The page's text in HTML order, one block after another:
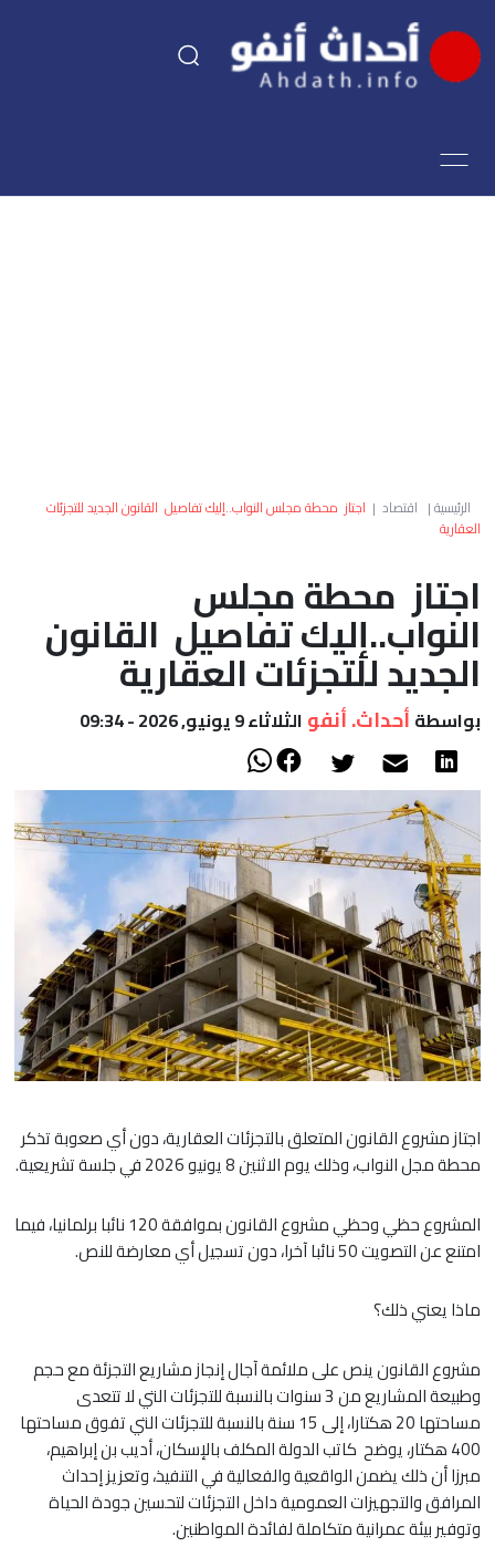
اقتصاد
العالم
الصحراء
الرئيسية| اقتصاد | اجتاز محطة مجلس النواب..إليك تفاصيل القانون الجديد للتجزئات
العقارية
اجتاز محطة مجلس
النواب..إليك تفاصيل القانون
الجديد للتجزئات العقارية
بواسطة أحداث. أنفو الثلاثاء 9 يونيو, 2026 - 09:34
اجتاز مشروع القانون المتعلق بالتجزئات العقارية، دون أي صعوبة تذكر
محطة مجل النواب، وذلك يوم الاثنين 8 يونيو 2026 في جلسة تشريعية.
المشروع حظي وحظي مشروع القانون بموافقة 120 نائبا برلمانيا، فيما
امتنع عن التصويت 50 نائبا آخرا، دون تسجيل أي معارضة للنص.
ماذا يعني ذلك؟
مشروع القانون ينص على ملائمة آجال إنجاز مشاريع التجزئة مع حجم
وطبيعة المشاريع من 3 سنوات بالنسبة للتجزئات التي لا تتعدى
مساحتها 20 هكتارا، إلى 15 سنة بالنسبة للتجزئات التي تفوق مساحتها
400 هكتار، يوضح كاتب الدولة المكلف بالإسكان، أديب بن إبراهيم،
مبرزا أن ذلك يضمن الواقعية والفعالية في التنفيذ، وتعزيز إحداث
المرافق والتجهيزات العمومية داخل التجزئات لتحسين جودة الحياة
وتوفير بيئة عمرانية متكاملة لفائدة المواطنين.